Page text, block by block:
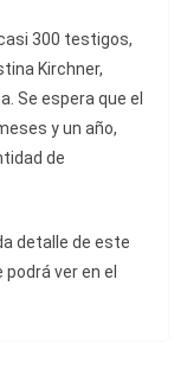
300 testigos,
Kirchner,
Se espera que el
y un año,
de
detalle de este
ver en el